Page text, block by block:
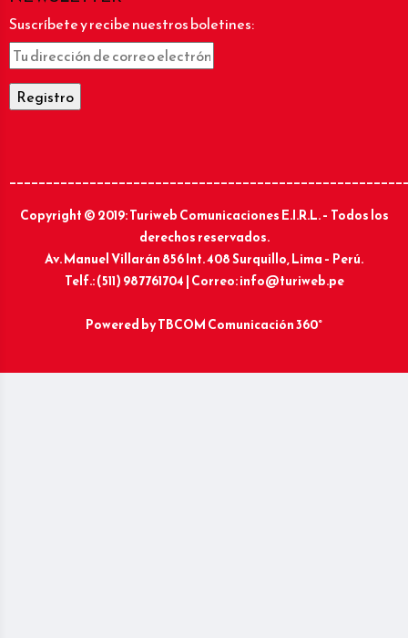
Suscríbete y recibe nuestros boletines:
Copyright © 2019: Turiweb Comunicaciones E.I.R.L. – Todos los
derechos reservados.
Av. Manuel Villarán 856 Int. 408 Surquillo, Lima – Perú.
Telf.: (511) 987761704 | Correo: info@turiweb.pe
Powered byTBCOM Comunicación 360°